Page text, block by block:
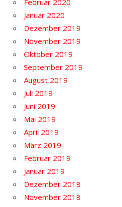
Februar 2020
Januar 2020
Dezember 2019
November 2019
Oktober 2019
September 2019
August 2019
Juli 2019
Juni 2019
Mai 2019
April 2019
März 2019
Februar 2019
Januar 2019
Dezember 2018
November 2018